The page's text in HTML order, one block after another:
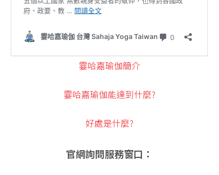
霎哈嘉瑜伽簡介
霎哈嘉瑜伽能達到什麼?
好處是什麼?
官網詢問服務窗口：